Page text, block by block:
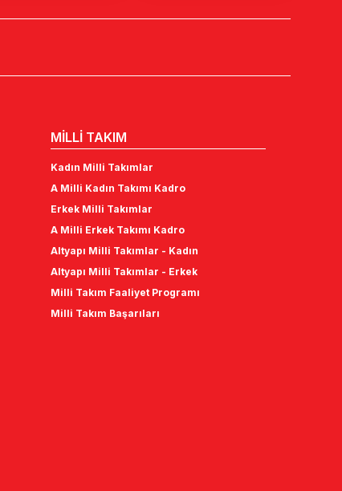
MİLLİ TAKIM
Kadın Milli Takımlar
A Milli Kadın Takımı Kadro
Erkek Milli Takımlar
A Milli Erkek Takımı Kadro
Altyapı Milli Takımlar - Kadın
Altyapı Milli Takımlar - Erkek
Milli Takım Faaliyet Programı
Milli Takım Başarıları